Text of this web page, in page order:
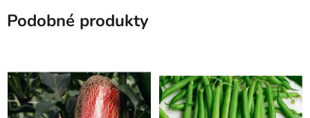
Podobné produkty